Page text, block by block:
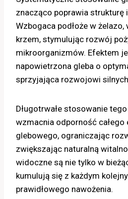
znacząco poprawia strukturę
Wzbogaca podłoże w żelazo,
krzem, stymulując rozwój
mikroorganizmów. Efektem
napowietrzona gleba o
sprzyjająca rozwojowi
Długotrwałe stosowanie
wzmacnia odporność całego
glebowego, ograniczając
zwiększając naturalną
widoczne są nie tylko w
kumulują się z każdym
prawidłowego nawożenia.